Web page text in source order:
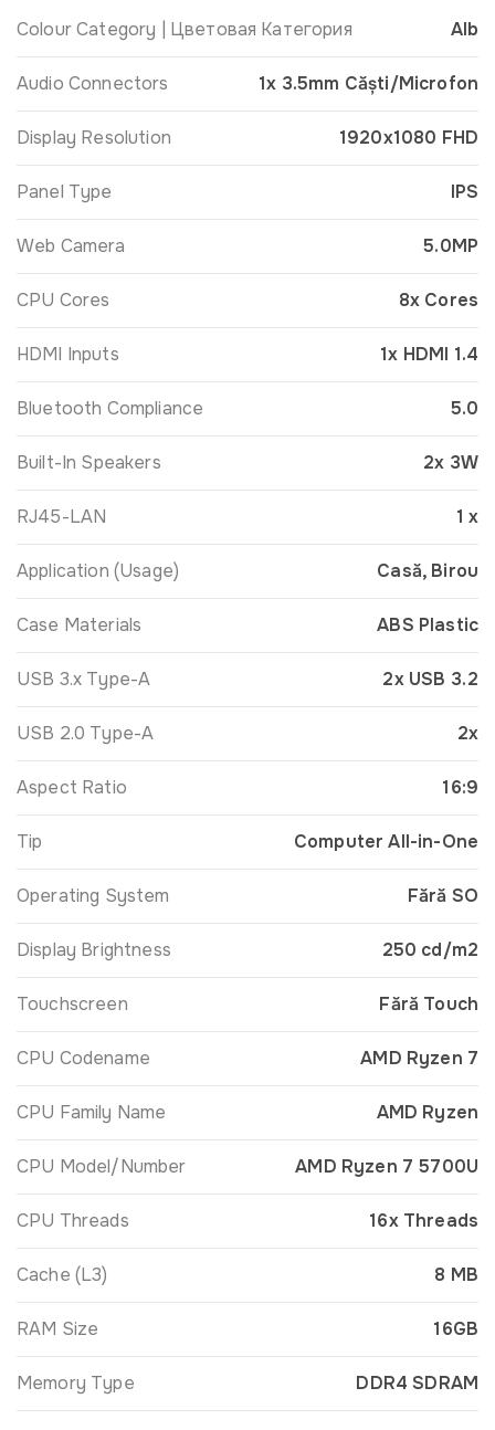
Colour Category | Цветовая Категория Alb
Audio Connectors 1x 3.5mm Căști/Microfon
Display Resolution 1920x1080 FHD
Panel Type IPS
Web Camera 5.0MP
CPU Cores 8x Cores
HDMI Inputs 1x HDMI 1.4
Bluetooth Compliance 5.0
Built-In Speakers 2x 3W
RJ45-LAN 1 x
Application (Usage) Casă, Birou
Case Materials ABS Plastic
USB 3.x Type-A 2x USB 3.2
USB 2.0 Type-A 2x
Aspect Ratio 16:9
Tip Computer All-in-One
Operating System Fără SO
Display Brightness 250 cd/m2
Touchscreen Fără Touch
CPU Codename AMD Ryzen 7
CPU Family Name AMD Ryzen
CPU Model/Number AMD Ryzen 7 5700U
CPU Threads 16x Threads
Cache (L3) 8 MB
RAM Size 16GB
Memory Type DDR4 SDRAM